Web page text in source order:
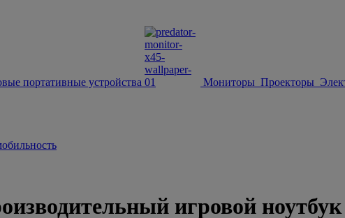
портативные устройства Мониторы Проекторы
игровой